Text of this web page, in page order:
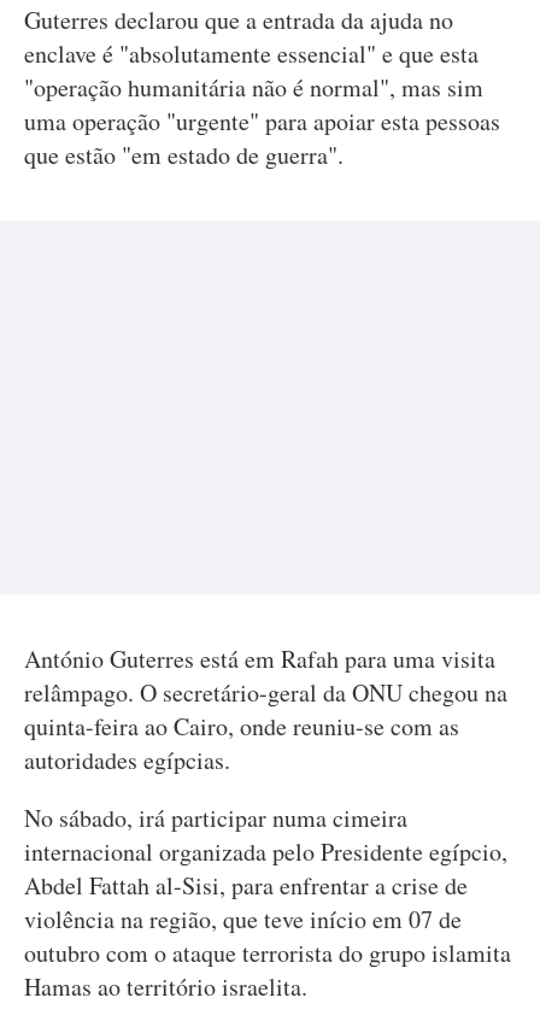
Guterres declarou que a entrada da ajuda no
enclave é "absolutamente essencial" e que esta
"operação humanitária não é normal", mas sim
uma operação "urgente" para apoiar esta pessoas
que estão "em estado de guerra".
António Guterres está em Rafah para uma visita
relâmpago. O secretário-geral da ONU chegou na
quinta-feira ao Cairo, onde reuniu-se com as
autoridades egípcias.
No sábado, irá participar numa cimeira
internacional organizada pelo Presidente egípcio,
Abdel Fattah al-Sisi, para enfrentar a crise de
violência na região, que teve início em 07 de
outubro com o ataque terrorista do grupo islamita
Hamas ao território israelita.